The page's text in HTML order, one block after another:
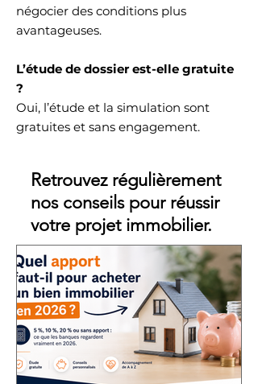
négocier des conditions plus
avantageuses.
L’étude de dossier est-elle gratuite
?
Oui, l’étude et la simulation sont
gratuites et sans engagement.
Retrouvez régulièrement
nos conseils pour réussir
votre projet immobilier.